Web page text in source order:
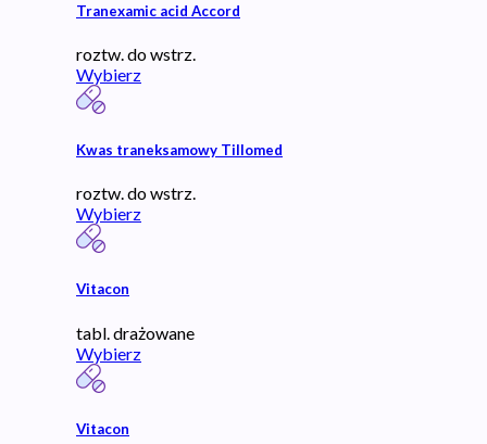
Tranexamic acid Accord
roztw. do wstrz.
Wybierz
Kwas traneksamowy Tillomed
roztw. do wstrz.
Wybierz
Vitacon
tabl. drażowane
Wybierz
Vitacon